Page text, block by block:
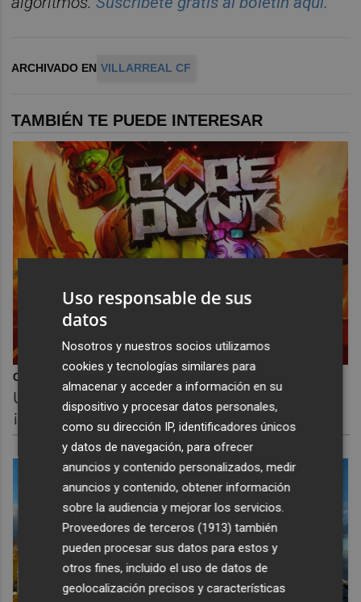
ARCHIVADO EN VILLARREAL CF
TAMBIÉN TE PUEDE INTERESAR
Corepunk MMORPG
Un verdadero MMORPG de la vieja escuela
¡Cómo los de antes, pero mejor!
Uso responsable de sus
datos
Nosotros y nuestros socios utilizamos
cookies y tecnologías similares para
almacenar y acceder a información en su
dispositivo y procesar datos personales,
como su dirección IP, identificadores únicos
y datos de navegación, para ofrecer
anuncios y contenido personalizados, medir
anuncios y contenido, obtener información
sobre la audiencia y mejorar los servicios.
Proveedores de terceros (1913) también
pueden procesar sus datos para estos y
otros fines, incluido el uso de datos de
geolocalización precisos y características